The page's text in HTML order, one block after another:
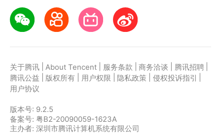
关于腾讯 About Tencent 服务条款 商务洽谈 腾讯招聘
腾讯公益
版权所有 用户权限 隐私政策 侵权投诉指引
用户协议
版本号: 9.2.5
备案号: 粤B2-20090059-1623A
主办者: 深圳市腾讯计算机系统有限公司